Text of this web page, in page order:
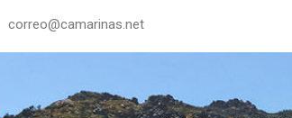
correo@camarinas.net